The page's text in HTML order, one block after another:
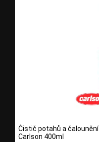
Čistič potahů a čalounění
Carlson 400ml